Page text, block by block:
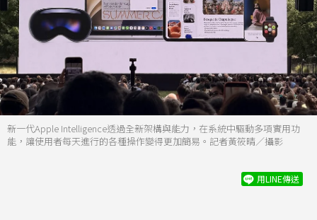
新一代Apple Intelligence透過全新架構與能力，在系統中驅動多項實用功
能，讓使用者每天進行的各種操作變得更加簡易。記者黃筱晴／攝影
用LINE傳送